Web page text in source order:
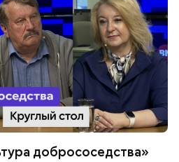
добрососедства»